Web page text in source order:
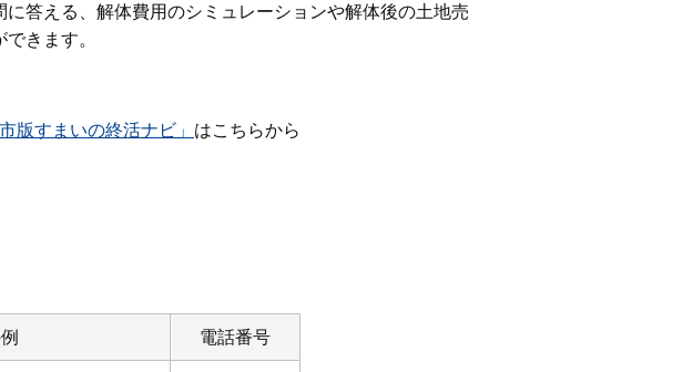
答える、 解体費用のシミュレーションや解体後の土地売
きます。
版すまいの終活ナビ」 はこちらから
電話番号